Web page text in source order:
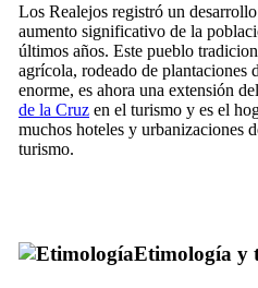
Los Realejos registró un
aumento significativo de la
últimos años. Este pueblo
agrícola, rodeado de plantaciones
enorme, es ahora una extensión del
de la Cruz en el turismo y es el
muchos hoteles y urbanizaciones
turismo.
Etimología y